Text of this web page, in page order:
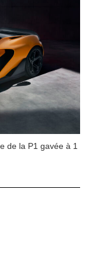
de la P1 gavée à 1